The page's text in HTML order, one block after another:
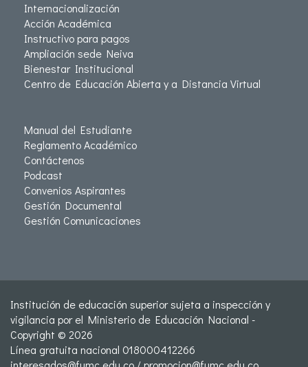
Internacionalización
Acción Académica
Instructivo para pagos
Ampliación sede Neiva
Bienestar Institucional
Centro de Educación Abierta y a Distancia Virtual
Manual del Estudiante
Reglamento Académico
Contáctenos
Podcast
Convenios Aspirantes
Gestión Documental
Gestión Comunicaciones
Institución de educación superior sujeta a inspección y
vigilancia por el Ministerio de Educación Nacional -
Copyright © 2026
Línea gratuita nacional 018000412266